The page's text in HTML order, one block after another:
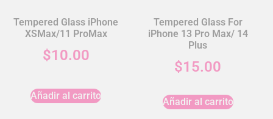
Tempered Glass iPhone
XSMax/11 ProMax
$10.00
Añadir al carrito
Tempered Glass For
iPhone 13 Pro Max/ 14
Plus
$15.00
Añadir al carrito